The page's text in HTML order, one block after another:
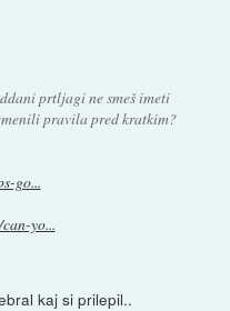
prtljagi ne smeš imeti
pravila pred kratkim?
go...
yo...
kaj si prilepil..